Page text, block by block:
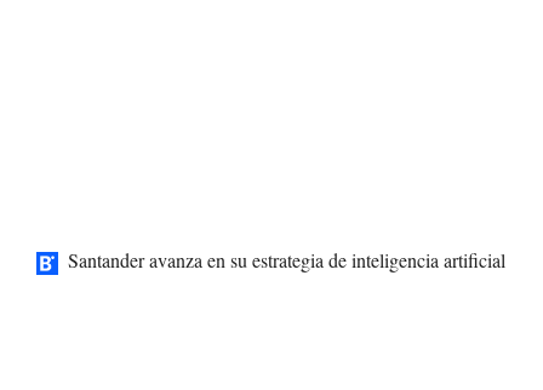
Santander avanza en su estrategia de inteligencia artificial